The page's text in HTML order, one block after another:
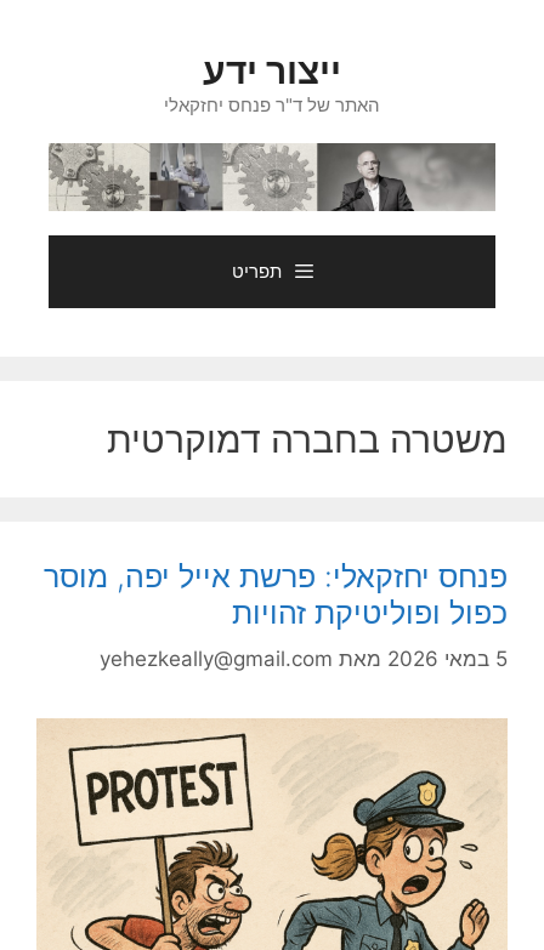
ייצור ידע
האתר של ד"ר פנחס יחזקאלי
תפריט
משטרה בחברה דמוקרטית
פנחס יחזקאלי: פרשת אייל יפה, מוסר
כפול ופוליטיקת זהויות
5 במאי 2026 מאת yehezkeally@gmail.com